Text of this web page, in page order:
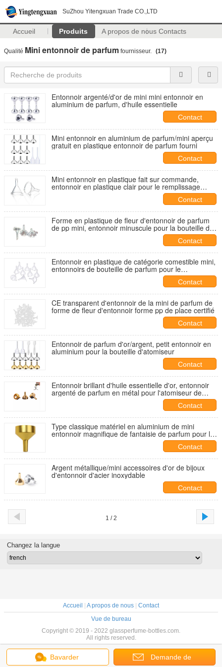
SuZhou Yitengxuan Trade CO.,LTD
Accueil Produits A propos de nous Contacts
Qualité Mini entonnoir de parfum fournisseur. (17)
Entonnoir argenté/d'or de mini mini entonnoir en
aluminium de parfum, d'huile essentielle
Contact
Mini entonnoir en aluminium de parfum/mini aperçu
gratuit en plastique entonnoir de parfum fourni
Contact
Mini entonnoir en plastique fait sur commande,
entonnoir en plastique clair pour le remplissage
Contact
Forme en plastique de fleur d'entonnoir de parfum
de pp mini, entonnoir minuscule pour la bouteille de
Contact
Entonnoir en plastique de catégorie comestible mini,
entonnoirs de bouteille de parfum pour le
remplissage d'huile de bouteille de parfum
Contact
CE transparent d'entonnoir de la mini de parfum de
forme de fleur d'entonnoir forme pp de place certifié
Contact
Entonnoir de parfum d'or/argent, petit entonnoir en
aluminium pour la bouteille d'atomiseur
Contact
Entonnoir brillant d'huile essentielle d'or, entonnoir
argenté de parfum en métal pour l'atomiseur de
Contact
Type classique matériel en aluminium de mini
entonnoir magnifique de fantaisie de parfum pour le
Contact
Argent métallique/mini accessoires d'or de bijoux
d'entonnoir d'acier inoxydable
Contact
1 / 2
Bavarder Demande de
Changez la langue
Accueil A propos de nous
Contact
Vue de bureau
Copyright © 2019 - 2022 glassperfume-bottles.com.
All rights reserved.